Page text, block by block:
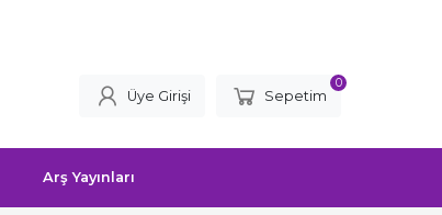
Üye Girişi Sepetim
0
Arş Yayınları